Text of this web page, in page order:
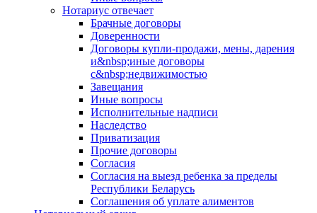
Нотариус отвечает
Брачные договоры
Доверенности
Договоры купли-продажи, мены, дарения
и&nbsp;иные договоры
с&nbsp;недвижимостью
Завещания
Иные вопросы
Исполнительные надписи
Наследство
Приватизация
Прочие договоры
Согласия
Согласия на выезд ребенка за пределы
Республики Беларусь
Соглашения об уплате алиментов